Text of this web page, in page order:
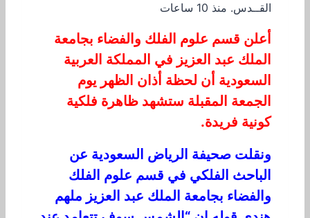
القــدس. منذ 10 ساعات
أعلن قسم علوم الفلك والفضاء بجامعة
الملك عبد العزيز في المملكة العربية
السعودية أن لحظة أذان الظهر يوم
الجمعة المقبلة ستشهد ظاهرة فلكية
كونية فريدة.
ونقلت صحيفة الرياض السعودية عن
الباحث الفلكي في قسم علوم الفلك
والفضاء بجامعة الملك عبد العزيز ملهم